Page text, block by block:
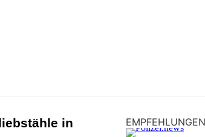
in
EMPFEHLUNGEN